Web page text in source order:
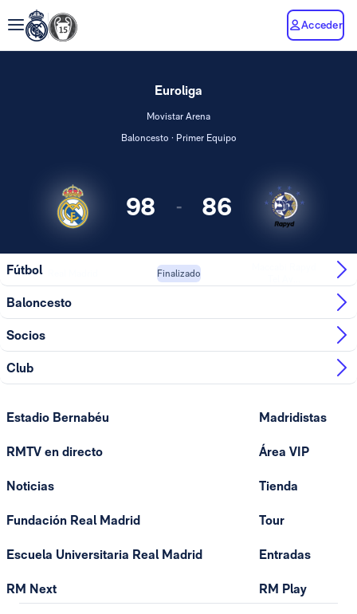
Acceder
Euroliga
Movistar Arena
Baloncesto · Primer Equipo
98 - 86
Finalizado
Fútbol
Baloncesto
Socios
Club
Estadio Bernabéu
RMTV en directo
Noticias
Fundación Real Madrid
Escuela Universitaria Real Madrid
RM Next
Madridistas
Área VIP
Tienda
Tour
Entradas
RM Play